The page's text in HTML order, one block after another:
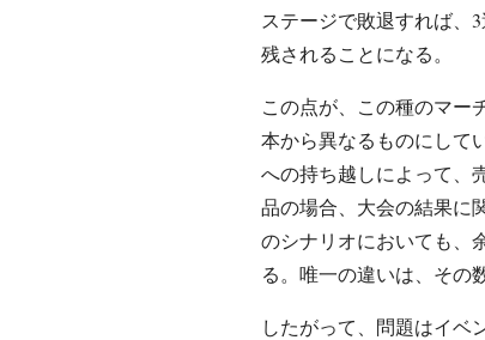
ステージで敗退すれば、
残されることになる。
この点が、この種のマー
本から異なるものにして
への持ち越しによって、
品の場合、大会の結果に
のシナリオにおいても、
る。唯一の違いは、その
したがって、問題はイベ